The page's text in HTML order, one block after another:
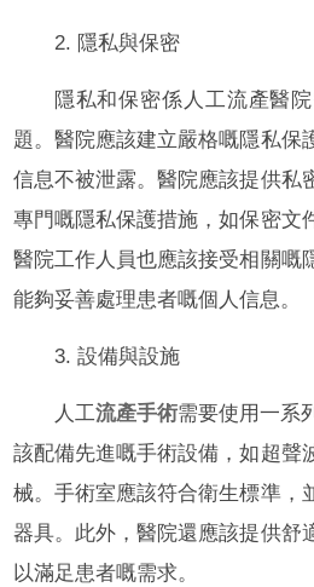
2. 隱私與保密
隱私和保密係人工流產醫
題。醫院應該建立嚴格嘅隱私保
信息不被泄露。醫院應該提供私
專門嘅隱私保護措施，如保密文
醫院工作人員也應該接受相關嘅
能夠妥善處理患者嘅個人信息。
3. 設備與設施
人工流產手術需要使用一系
該配備先進嘅手術設備，如超聲
械。手術室應該符合衛生標準，
器具。此外，醫院還應該提供舒
以滿足患者嘅需求。